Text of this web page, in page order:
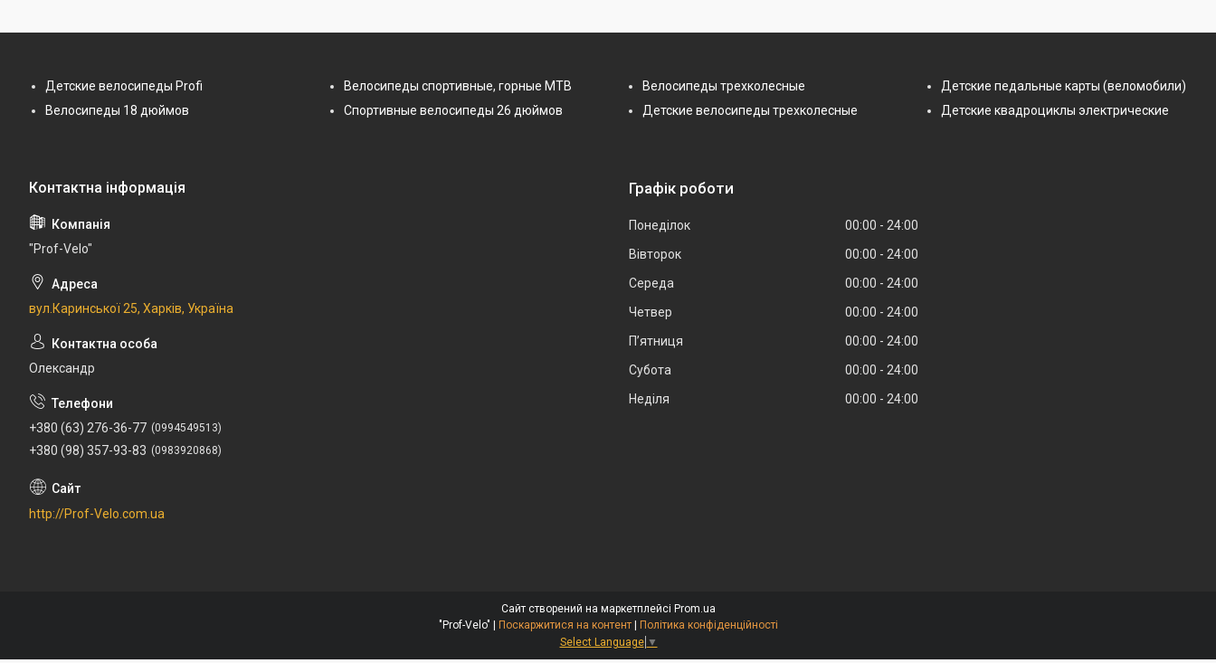
Детские велосипеды Profi
Велосипеды 18 дюймов
Велосипеды спортивные, горные МТВ
Спортивные велосипеды 26 дюймов
Велосипеды трехколесные
Детские велосипеды трехколесные
Детские педальные карты (веломобили)
Детские квадроциклы электрические
"Prof-Velo"
вул.Каринської 25, Харків, Україна
Олександр
+380 (63) 276-36-77 0994549513
+380 (98) 357-93-83 0983920868
http://Prof-Velo.com.ua
Графік роботи
Понеділок 00:00
24:00
Вівторок
00:00
24:00
Середа
00:00
24:00
Четвер
00:00
24:00
Пʼятниця
00:00
24:00
Субота
00:00
24:00
Неділя
00:00 24:00
Сайт створений на маркетплейсі Prom.ua
Поскаржитися на контент
Політика конфіденційності
Select Language ▼